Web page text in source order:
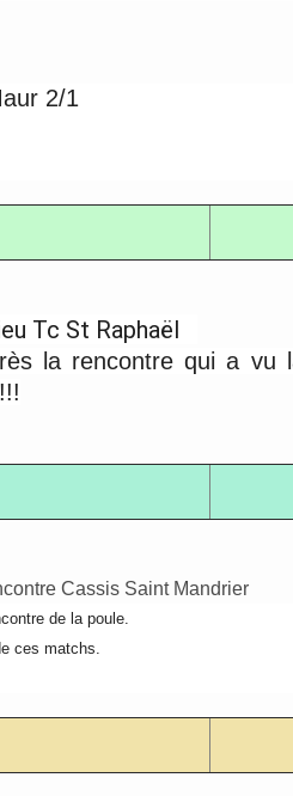
2/1
Tc St Raphaël
la rencontre qui a vu
Cassis Saint Mandrier
de la poule.
ces matchs.